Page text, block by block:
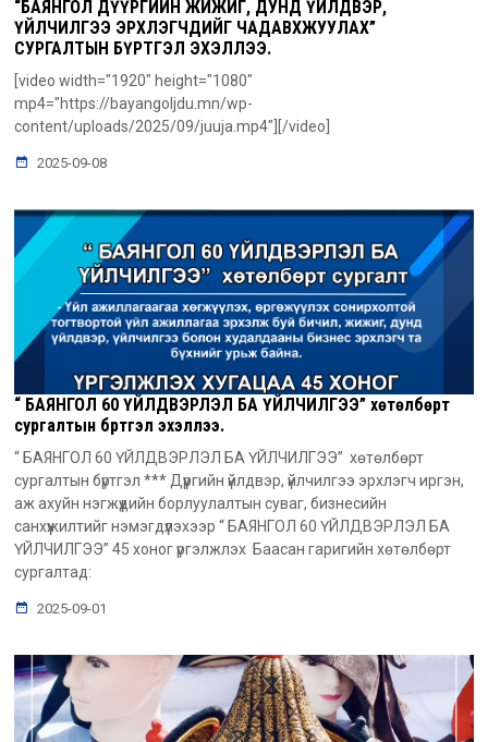
“БАЯНГОЛ ДҮҮРГИЙН ЖИЖИГ, ДУНД ҮЙЛДВЭР,
ҮЙЛЧИЛГЭЭ ЭРХЛЭГЧДИЙГ ЧАДАВХЖУУЛАХ”
СУРГАЛТЫН БҮРТГЭЛ ЭХЭЛЛЭЭ.
[video width="1920" height="1080"
mp4="https://bayangoljdu.mn/wp-
content/uploads/2025/09/juuja.mp4"][/video]
2025-09-08
“ БАЯНГОЛ 60 ҮЙЛДВЭРЛЭЛ БА ҮЙЛЧИЛГЭЭ” хөтөлбөрт
сургалтын бүртгэл эхэллээ.
“ БАЯНГОЛ 60 ҮЙЛДВЭРЛЭЛ БА ҮЙЛЧИЛГЭЭ” хөтөлбөрт
сургалтын бүртгэл *** Дүүргийн үйлдвэр, үйлчилгээ эрхлэгч иргэн,
аж ахуйн нэгжүүдийн борлуулалтын суваг, бизнесийн
санхүүжилтийг нэмэгдүүлэхээр “ БАЯНГОЛ 60 ҮЙЛДВЭРЛЭЛ БА
ҮЙЛЧИЛГЭЭ” 45 хоног үргэлжлэх Баасан гаригийн хөтөлбөрт
сургалтад:
2025-09-01